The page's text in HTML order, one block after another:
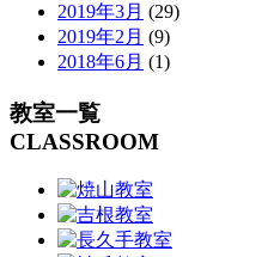
2019年3月 (29)
2019年2月 (9)
2018年6月 (1)
教室一覧
CLASSROOM